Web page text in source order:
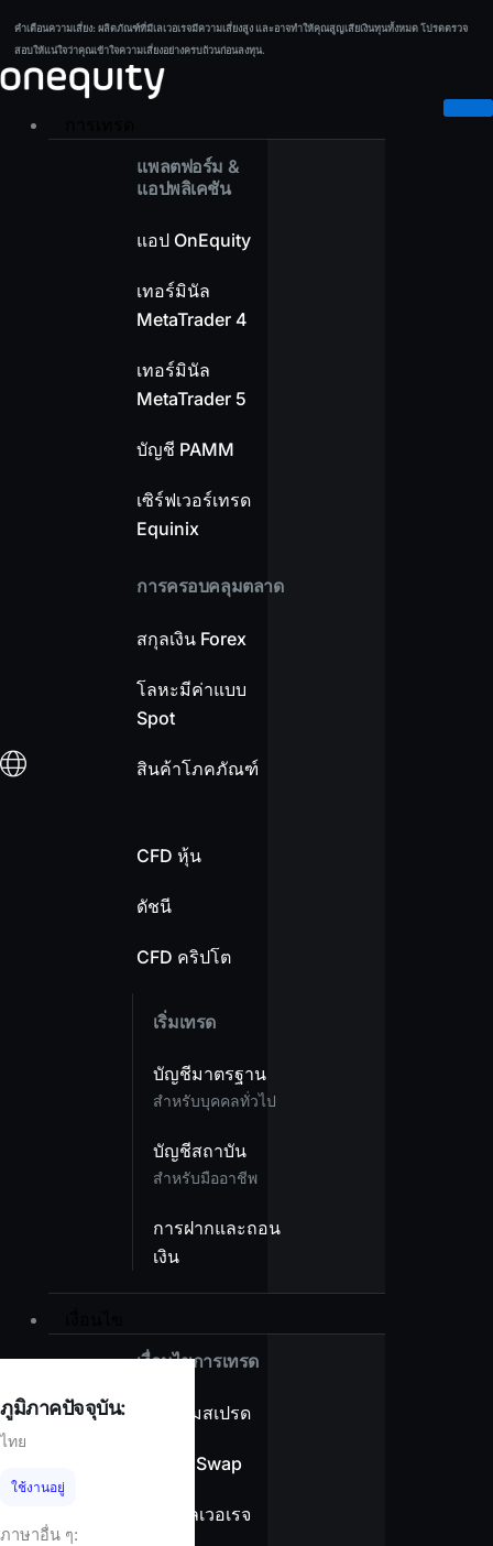
content
คำเตือนความเสี่ยง: ผลิตภัณฑ์ที่มีเลเวอเรจมีความเสี่ยงสูง และอาจทำให้คุณสูญเสียเงินทุนทั้งหมด โปรดตรวจ
สอบให้แน่ใจว่าคุณเข้าใจความเสี่ยงอย่างครบถ้วนก่อนลงทุน.
คำเตือนความเสี่ยง: ผลิตภัณฑ์ที่มีเลเวอเรจมีความเสี่ยงสูง และอาจทำให้คุณสูญเสียเงินทุนทั้งหมด โปรดตรวจ
สอบให้แน่ใจว่าคุณเข้าใจความเสี่ยงอย่างครบถ้วนก่อนลงทุน.
แพลตฟอร์ม &
แอปพลิเคชัน
แอป OnEquity
เทอร์มินัล
MetaTrader 4
เทอร์มินัล
MetaTrader 5
บัญชี PAMM
เซิร์ฟเวอร์เทรด
Equinix
การครอบคลุมตลาด
สกุลเงิน Forex
โลหะมีค่าแบบ
Spot
สินค้าโภคภัณฑ์
CFD หุ้น
ดัชนี
CFD คริปโต
เริ่มเทรด
บัญชีมาตรฐาน
สำหรับบุคคลทั่วไป
บัญชีสถาบัน
สำหรับมืออาชีพ
การฝากและถอน
เงิน
เงื่อนไขการเทรด
ภาพรวมสเปรด
ไม่มีค่า Swap
ข้อมูลเลเวอเรจ
ภูมิภาคปัจจุบัน:
ไทย
ใช้งานอยู่
ภาษาอื่น ๆ: